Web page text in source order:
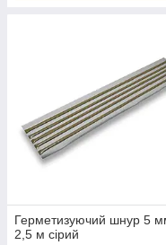
Герметизуючий шнур 5
2,5 м сірий